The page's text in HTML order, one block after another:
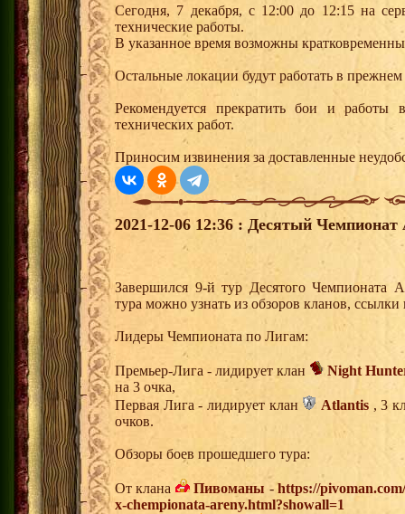
Сегодня, 7 декабря, с 12:00 до 12:15 на
технические работы.
В указанное время возможны
Остальные локации будут работать в
Рекомендуется прекратить бои и
технических работ.
Приносим извинения за доставленные
2021-12-06 12:36 : Десятый
Завершился 9-й тур Десятого Чемпионата
тура можно узнать из обзоров кланов,
Лидеры Чемпионата по Лигам:
Премьер-Лига - лидирует клан
Night
на 3 очка,
Первая Лига - лидирует клан
Atlantis , 3
очков.
Обзоры боев прошедшего тура:
От клана Пивоманы -https://
x-chempionata-areny.html?showall=1